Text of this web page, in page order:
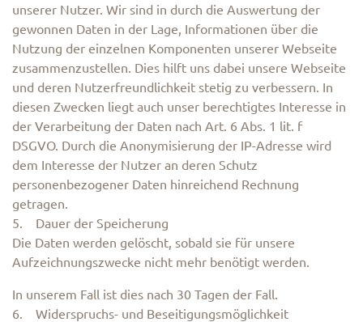
unserer Nutzer. Wir sind in durch die Auswertung der
gewonnen Daten in der Lage, Informationen über die
Nutzung der einzelnen Komponenten unserer Webseite
zusammenzustellen. Dies hilft uns dabei unsere Webseite
und deren Nutzerfreundlichkeit stetig zu verbessern. In
diesen Zwecken liegt auch unser berechtigtes Interesse in
der Verarbeitung der Daten nach Art. 6 Abs. 1 lit. f
DSGVO. Durch die Anonymisierung der IP-Adresse wird
dem Interesse der Nutzer an deren Schutz
personenbezogener Daten hinreichend Rechnung
getragen.
5. Dauer der Speicherung
Die Daten werden gelöscht, sobald sie für unsere
Aufzeichnungszwecke nicht mehr benötigt werden.
In unserem Fall ist dies nach 30 Tagen der Fall.
6. Widerspruchs- und Beseitigungsmöglichkeit